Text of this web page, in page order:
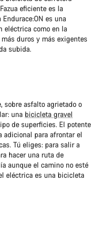
eficiente es la
es una
eléctrica como en la
duros y más exigentes
subida.
sobre asfalto agrietado o
una bicicleta gravel
de superficies. El potente
adicional para afrontar el
Tú eliges: para salir a
hacer una ruta de
aunque el camino no esté
eléctrica es una bicicleta